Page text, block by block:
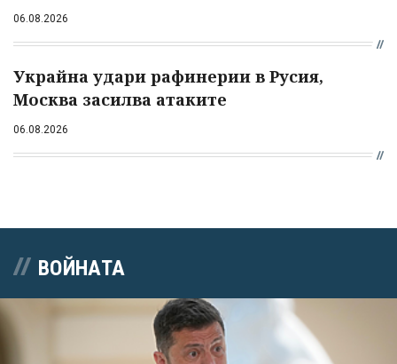
06.08.2026
Украйна удари рафинерии в Русия,
Москва засилва атаките
06.08.2026
ВОЙНАТА